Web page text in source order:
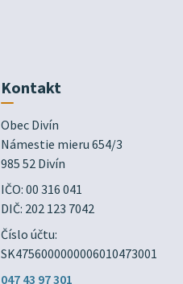
Kontakt
Obec Divín
Námestie mieru 654/3
985 52 Divín
IČO: 00 316 041
DIČ: 202 123 7042
Číslo účtu:
SK4756000000006010473001
047 43 97 301